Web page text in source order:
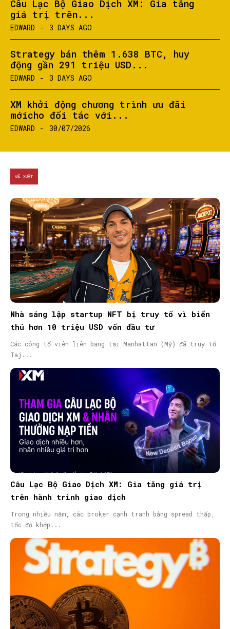
Câu Lạc Bộ Giao Dịch XM: Gia tăng
giá trị trên...
EDWARD - 3 DAYS AGO
Strategy bán thêm 1.638 BTC, huy
động gần 291 triệu USD...
EDWARD - 3 DAYS AGO
XM khởi động chương trình ưu đãi
mớicho đối tác với...
EDWARD - 30/07/2026
ĐỀ XUẤT
Nhà sáng lập startup NFT bị truy tố vì biển
thủ hơn 10 triệu USD vốn đầu tư
Các công tố viên liên bang tại Manhattan (Mỹ) đã truy tố
Taj...
Câu Lạc Bộ Giao Dịch XM: Gia tăng giá trị
trên hành trình giao dịch
Trong nhiều năm, các broker cạnh tranh bằng spread thấp,
tốc độ khớp...